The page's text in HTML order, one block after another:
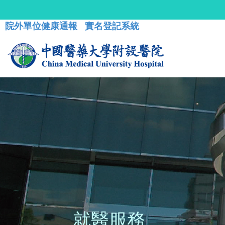
院外單位健康通報 實名登記系統
就醫服務